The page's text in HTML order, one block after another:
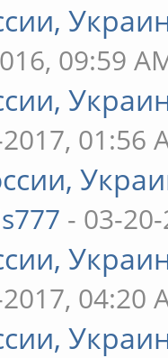
09:59
01:56
- 03-
04:20